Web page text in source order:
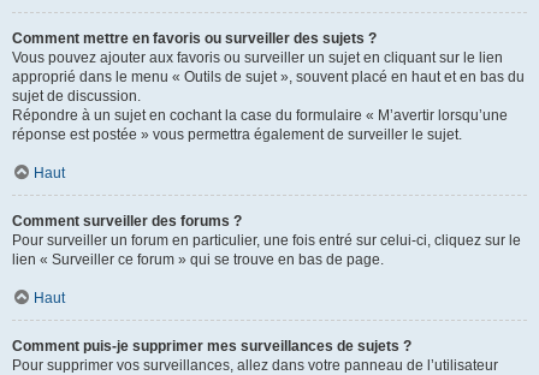
Comment mettre en favoris ou surveiller des sujets ?
Vous pouvez ajouter aux favoris ou surveiller un sujet en cliquant sur le lien
approprié dans le menu « Outils de sujet », souvent placé en haut et en bas du
sujet de discussion.
Répondre à un sujet en cochant la case du formulaire « M’avertir lorsqu’une
réponse est postée » vous permettra également de surveiller le sujet.
Haut
Comment surveiller des forums ?
Pour surveiller un forum en particulier, une fois entré sur celui-ci, cliquez sur le
lien « Surveiller ce forum » qui se trouve en bas de page.
Haut
Comment puis-je supprimer mes surveillances de sujets ?
Pour supprimer vos surveillances, allez dans votre panneau de l’utilisateur